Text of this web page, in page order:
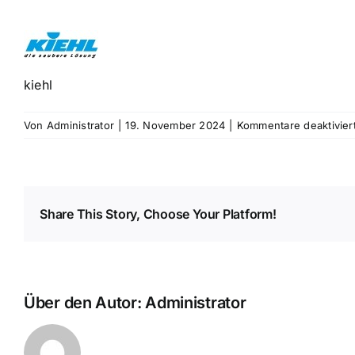
kiehl
Von Administrator 19. November 2024 Kommentare
Share This Story, Choose Your Platform!
Über den Autor:Administrator